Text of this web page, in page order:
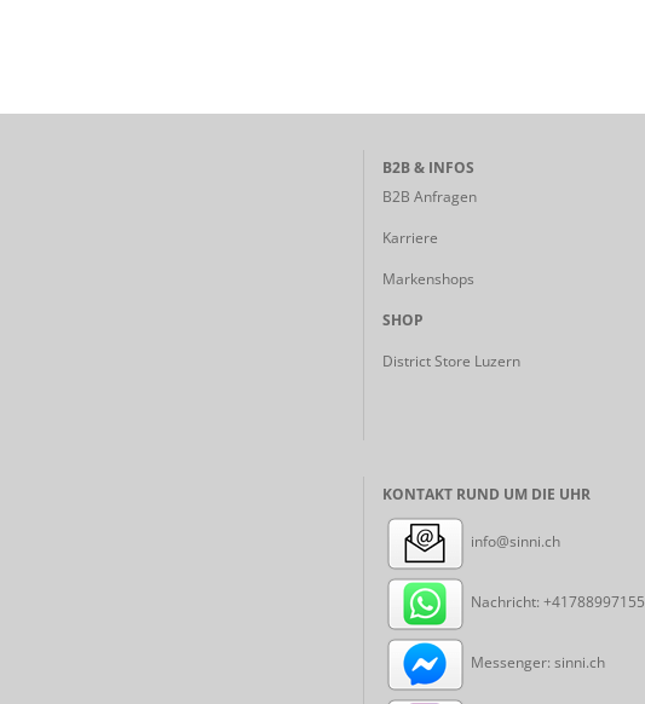
B2B & INFOS
B2B Anfragen
Karriere
Markenshops
SHOP
District Store Luzern
KONTAKT RUND UM DIE UHR
info@sinni.ch
Nachricht: +41788997155
Messenger: sinni.ch